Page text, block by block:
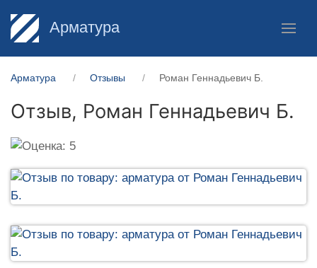
Арматура
Арматура Отзывы Роман Геннадьевич Б.
Отзыв, Роман Геннадьевич Б.